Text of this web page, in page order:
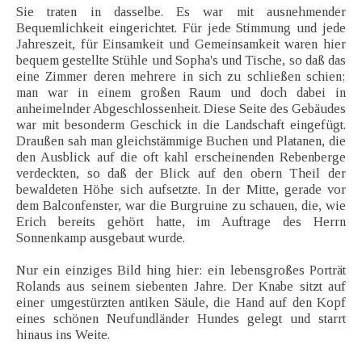
Sie traten in dasselbe. Es war mit ausnehmender
Bequemlichkeit eingerichtet. Für jede Stimmung und jede
Jahreszeit, für Einsamkeit und Gemeinsamkeit waren hier
bequem gestellte Stühle und Sopha's und Tische, so daß das
eine Zimmer deren mehrere in sich zu schließen schien;
man war in einem großen Raum und doch dabei in
anheimelnder Abgeschlossenheit. Diese Seite des Gebäudes
war mit besonderm Geschick in die Landschaft eingefügt.
Draußen sah man gleichstämmige Buchen und Platanen, die
den Ausblick auf die oft kahl erscheinenden Rebenberge
verdeckten, so daß der Blick auf den obern Theil der
bewaldeten Höhe sich aufsetzte. In der Mitte, gerade vor
dem Balconfenster, war die Burgruine zu schauen, die, wie
Erich bereits gehört hatte, im Auftrage des Herrn
Sonnenkamp ausgebaut wurde.
Nur ein einziges Bild hing hier: ein lebensgroßes Porträt
Rolands aus seinem siebenten Jahre. Der Knabe sitzt auf
einer umgestürzten antiken Säule, die Hand auf den Kopf
eines schönen Neufundländer Hundes gelegt und starrt
hinaus ins Weite.